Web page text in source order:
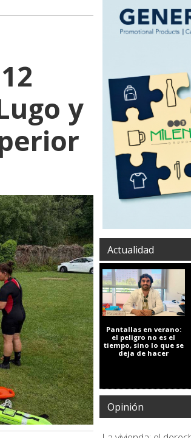
y
Actualidad
Pantallas en verano:
el peligro no es el
tiempo, sino lo que se
deja de hacer
Opinión